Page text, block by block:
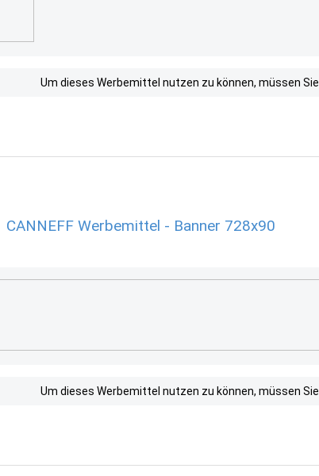
Um dieses Werbemittel nutzen zu können, müssen
CANNEFF Werbemittel - Banner 728x90
Um dieses Werbemittel nutzen zu können, müssen